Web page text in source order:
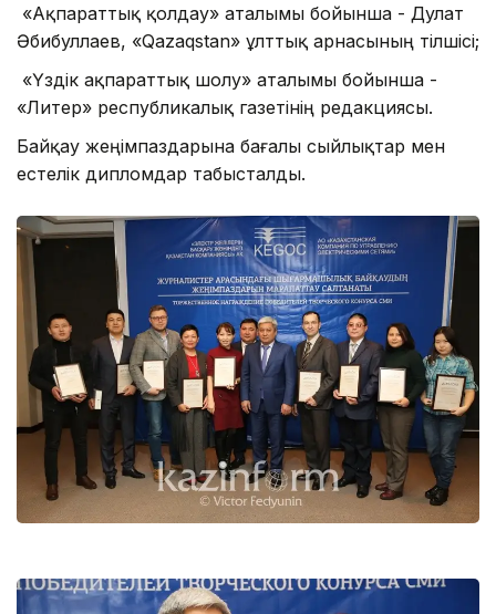
«Ақпараттық қолдау» аталымы бойынша - Дулат
Әбибуллаев, «Qazaqstan» ұлттық арнасының тілшісі;
«Үздік ақпараттық шолу» аталымы бойынша -
«Литер» республикалық газетінің редакциясы.
Байқау жеңімпаздарына бағалы сыйлықтар мен
естелік дипломдар табысталды.